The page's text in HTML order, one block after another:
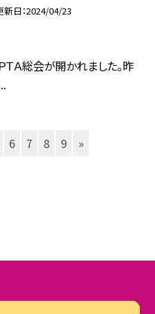
新日 2024/04/23
Ａ総会が開かれました。昨
6 7 8 9 »